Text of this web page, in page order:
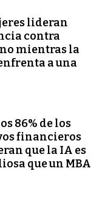
lideran
contra
mientras la
a una
86% de los
financieros
que la IA es
que un MBA